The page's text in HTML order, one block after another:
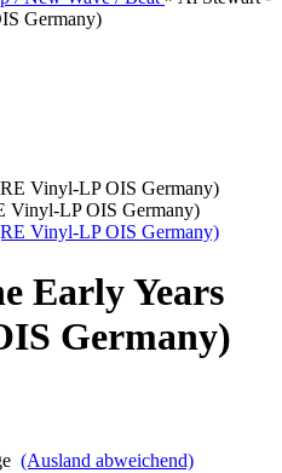
Germany)
Vinyl-LP OIS Germany)
Early Years
Germany)
(Ausland abweichend)